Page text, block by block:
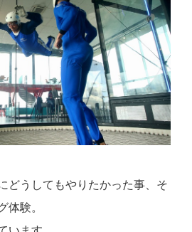
どうしてもやりたかった事、そ
体験。